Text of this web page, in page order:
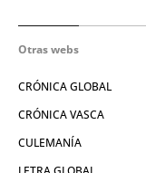
Otras webs
CRÓNICA GLOBAL
CRÓNICA VASCA
CULEMANÍA